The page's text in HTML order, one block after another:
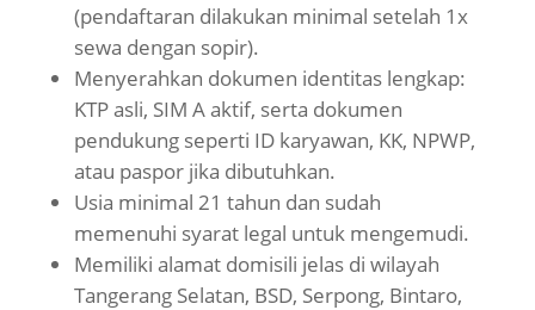
(pendaftaran dilakukan minimal setelah 1x
sewa dengan sopir).
Menyerahkan dokumen identitas lengkap:
KTP asli, SIM A aktif, serta dokumen
pendukung seperti ID karyawan, KK, NPWP,
atau paspor jika dibutuhkan.
Usia minimal 21 tahun dan sudah
memenuhi syarat legal untuk mengemudi.
Memiliki alamat domisili jelas di wilayah
Tangerang Selatan, BSD, Serpong, Bintaro,